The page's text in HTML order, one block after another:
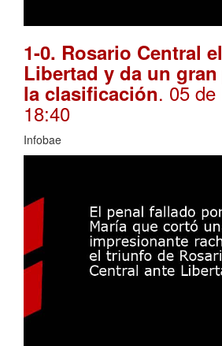
1-0. Rosario Central
Libertad y da un
la clasificación. 05
18:40
Infobae